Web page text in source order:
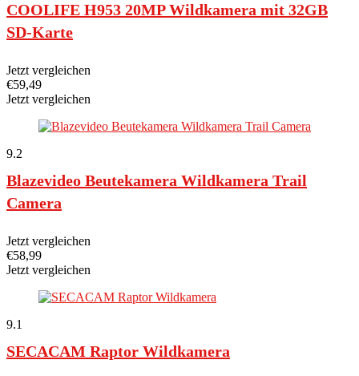
COOLIFE H953 20MP Wildkamera mit 32GB
SD-Karte
Jetzt vergleichen
€59,49
Jetzt vergleichen
9.2
Blazevideo Beutekamera Wildkamera Trail
Camera
Jetzt vergleichen
€58,99
Jetzt vergleichen
9.1
SECACAM Raptor Wildkamera